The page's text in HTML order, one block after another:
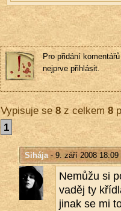
Pro přidání
nejprve přihlásit.
Vypisuje se8z celkem 8
1
Sihája- 9. září 2008 18:09
Ne­můžu si
vaděj ty
jinak se mi